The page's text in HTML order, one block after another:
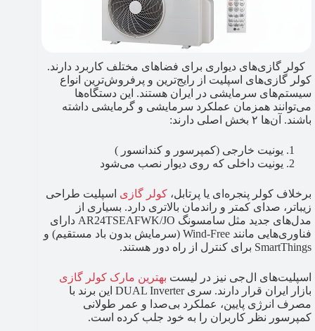
کولر گازی‌های دیواری برای فضاهای مختلف کاربرد دارند.
کولر گازی‌های اسپلیت از رایج‌ترین و پرفروش‌ترین انواع
سیستم‌های سرمایشی در ایران هستند. این دستگاه‌ها
می‌توانند همزمان عملکرد سرمایشی و گرمایشی داشته
باشند. آن‌ها ۲ بخش اصلی دارند:
یونیت خارجی (کمپرسور و کندانسور )
یونیت داخلی که روی دیوار نصب می‌شود
برخلاف کولر پنجره‌ای یا پرتابل، کولر گازی اسپلیت طراحی
زیباتر، صدای کمتر و راندمان بالاتری دارد. بسیاری از
مدل‌های جدید مثل سامسونگ AR24TSEAFWK/JO دارای
فناوری‌هایی مانند Wind-Free (سرمایش بدون باد مستقیم) و
SmartThings برای کنترل از راه دور هستند.
اسپلیت‌های ال‌جی نیز در لیست بهترین مارک کولر گازی
بازار ایران قرار دارند. سری DUAL Inverter این برند با
مصرف انرژی پایین، عملکرد بی‌صدا و عمر طولانی
کمپرسور نظر کاربران را به خود جلب کرده است.